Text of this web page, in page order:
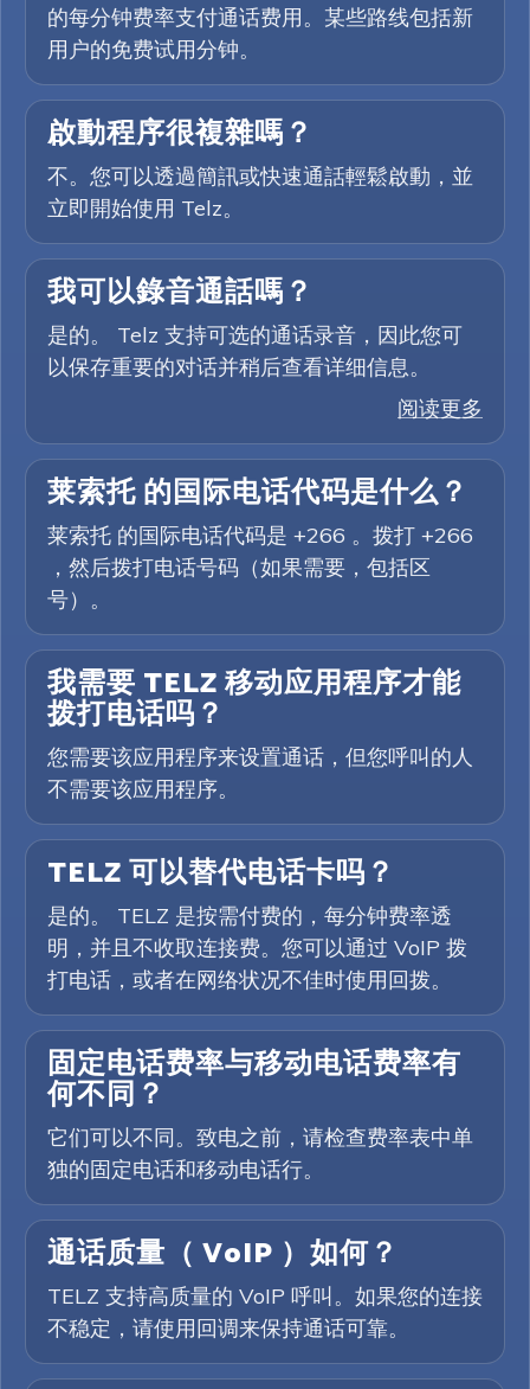
的每分钟费率支付通话费用。某些路线包括新
用户的免费试用分钟。
啟動程序很複雜嗎？
不。您可以透過簡訊或快速通話輕鬆啟動，並
立即開始使用 Telz。
我可以錄音通話嗎？
是的。 Telz 支持可选的通话录音，因此您可
以保存重要的对话并稍后查看详细信息。
阅读更多
莱索托 的国际电话代码是什么？
莱索托 的国际电话代码是 +266 。拨打 +266
，然后拨打电话号码（如果需要，包括区
号）。
我需要 TELZ 移动应用程序才能
拨打电话吗？
您需要该应用程序来设置通话，但您呼叫的人
不需要该应用程序。
TELZ 可以替代电话卡吗？
是的。 TELZ 是按需付费的，每分钟费率透
明，并且不收取连接费。您可以通过 VoIP 拨
打电话，或者在网络状况不佳时使用回拨。
固定电话费率与移动电话费率有
何不同？
它们可以不同。致电之前，请检查费率表中单
独的固定电话和移动电话行。
通话质量（ VoIP ）如何？
TELZ 支持高质量的 VoIP 呼叫。如果您的连接
不稳定，请使用回调来保持通话可靠。